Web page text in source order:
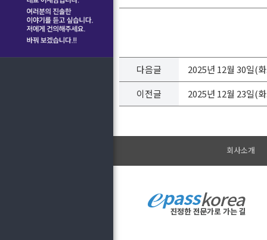
다음글
2025년 12월 30일(
이전글
2025년 12월 23일(
회사소개